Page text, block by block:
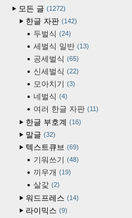
모든 글
1272
한글 자판 142
두벌식 24
세벌식 일반 13
공세벌식 65
신세벌식 22
모아치기 3
네벌식 4
여러 한글 자판 11
한글 부호계 16
말글 32
텍스트큐브 69
기워쓰기 48
끼우개 19
살갗 2
워드프레스 14
라이믹스 9